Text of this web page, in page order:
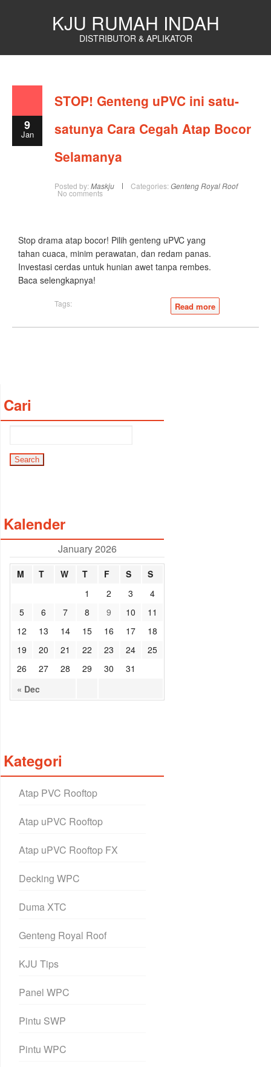
KJU RUMAH INDAH
DISTRIBUTOR & APLIKATOR
9
Jan
STOP! Genteng uPVC ini satu-
satunya Cara Cegah Atap Bocor
Selamanya
Posted by: Maskju Categories: Genteng Royal Roof
No comments
Stop drama atap bocor! Pilih genteng uPVC yang
tahan cuaca, minim perawatan, dan redam panas.
Investasi cerdas untuk hunian awet tanpa rembes.
Baca selengkapnya!
Read more
Tags:
Cari
Kalender
January 2026
M T W T F S S
« Dec
1 2 3
4
5
6 7 8 9 10
11
12
13 14 15 16 17
18
19
20 21 22 23 24
25
26
27 28 29 30 31
Kategori
Atap PVC Rooftop
Atap uPVC Rooftop
Atap uPVC Rooftop FX
Decking WPC
Duma XTC
Genteng Royal Roof
KJU Tips
Panel WPC
Pintu SWP
Pintu WPC